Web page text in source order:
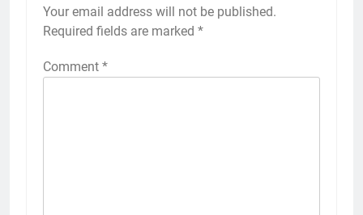
Your email address will not be published.
Required fields are marked *
Comment *